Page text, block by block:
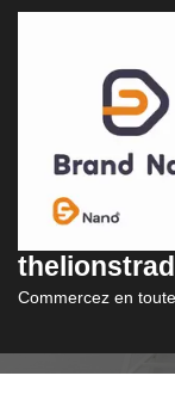
content
Commercez en